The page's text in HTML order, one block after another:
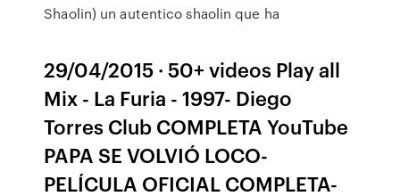
Shaolin) un autentico shaolin que ha
29/04/2015 · 50+ videos Play all
Mix - La Furia - 1997- Diego
Torres Club COMPLETA YouTube
PAPA SE VOLVIÓ LOCO-
PELÍCULA OFICIAL COMPLETA-